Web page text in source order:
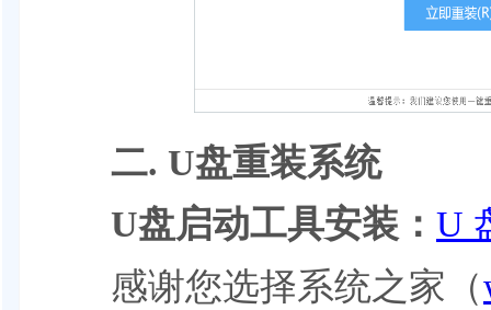
二. U盘重装系统
U盘启动工具安装： U
感谢您选择系统之家（